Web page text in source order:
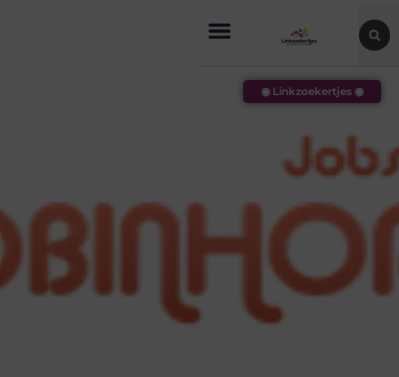
◉ Linkzoekertjes ◉